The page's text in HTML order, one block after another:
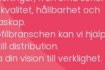
hållbarhet och
kan vi
distribution.
vision till verklighet.